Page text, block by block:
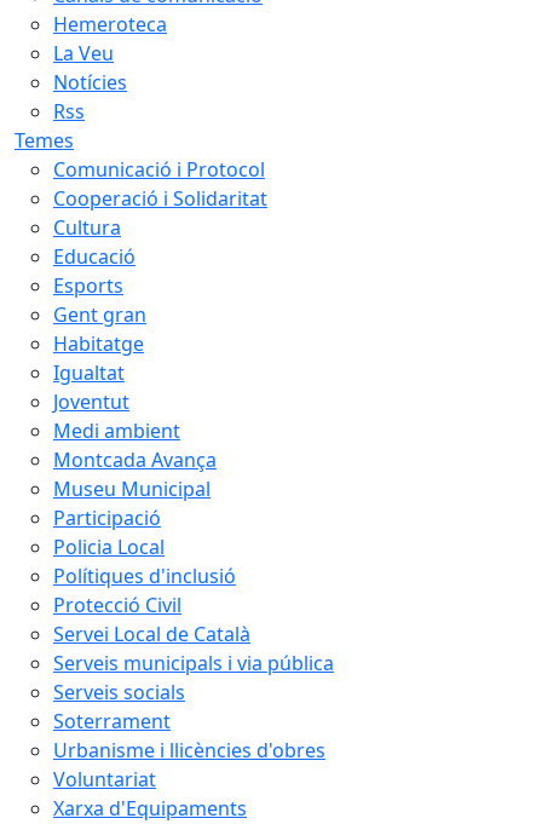
Hemeroteca
La Veu
Notícies
Rss
Temes
Comunicació i Protocol
Cooperació i Solidaritat
Cultura
Educació
Esports
Gent gran
Habitatge
Igualtat
Joventut
Medi ambient
Montcada Avança
Museu Municipal
Participació
Policia Local
Polítiques d'inclusió
Protecció Civil
Servei Local de Català
Serveis municipals i via pública
Serveis socials
Soterrament
Urbanisme i llicències d'obres
Voluntariat
Xarxa d'Equipaments